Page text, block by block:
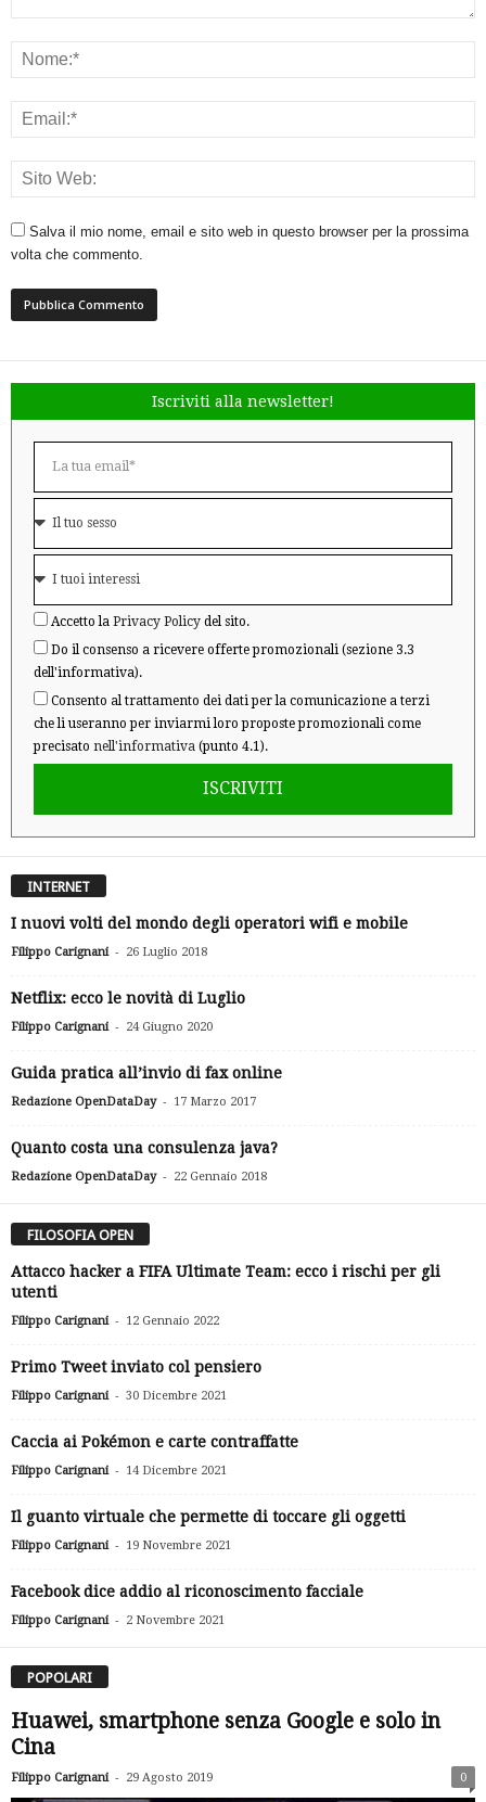
Salva il mio nome, email e sito web in questo browser per la prossima
volta che commento.
Iscriviti alla newsletter!
Accetto la Privacy Policy del sito.
Do il consenso a ricevere offerte promozionali (sezione 3.3
dell'informativa).
Consento al trattamento dei dati per la comunicazione a terzi
che li useranno per inviarmi loro proposte promozionali come
precisato nell'informativa (punto 4.1).
ISCRIVITI
INTERNET
I nuovi volti del mondo degli operatori wifi e mobile
Filippo Carignani - 26 Luglio 2018
Netflix: ecco le novità di Luglio
Filippo Carignani - 24 Giugno 2020
Guida pratica all’invio di fax online
Redazione OpenDataDay - 17 Marzo 2017
Quanto costa una consulenza java?
Redazione OpenDataDay - 22 Gennaio 2018
FILOSOFIA OPEN
Attacco hacker a FIFA Ultimate Team: ecco i rischi per gli
utenti
Filippo Carignani - 12 Gennaio 2022
Primo Tweet inviato col pensiero
Filippo Carignani - 30 Dicembre 2021
Caccia ai Pokémon e carte contraffatte
Filippo Carignani - 14 Dicembre 2021
Il guanto virtuale che permette di toccare gli oggetti
Filippo Carignani - 19 Novembre 2021
Facebook dice addio al riconoscimento facciale
Filippo Carignani - 2 Novembre 2021
POPOLARI
Huawei, smartphone senza Google e solo in
Cina
Filippo Carignani - 29 Agosto 2019 0